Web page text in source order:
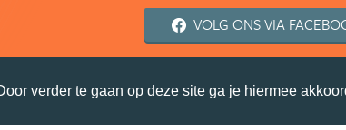
verder te gaan op deze site ga je hiermee
VOLG ONS VIA